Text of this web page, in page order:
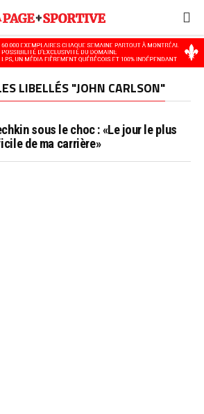
LIBELLÉS "JOHN CARLSON"
sous le choc : «Le jour le plus
de ma carrière»